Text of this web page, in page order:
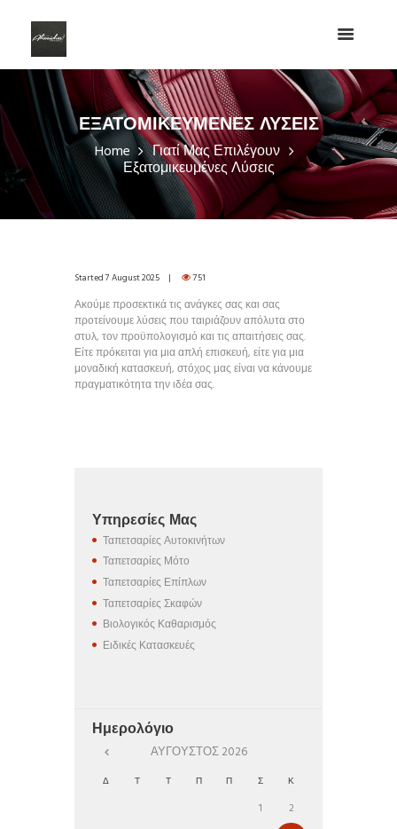
ΕΞΑΤΟΜΙΚΕΥΜΈΝΕΣ ΛΎΣΕΙΣ
Home Γιατί Μας Επιλέγουν
Εξατομικευμένες Λύσεις
Started7 August 2025 751
Ακούμε προσεκτικά τις ανάγκες σας και σας
προτείνουμε λύσεις που ταιριάζουν απόλυτα στο
στυλ, τον προϋπολογισμό και τις απαιτήσεις σας.
Είτε πρόκειται για μια απλή επισκευή, είτε για μια
μοναδική κατασκευή, στόχος μας είναι να κάνουμε
πραγματικότητα την ιδέα σας.
Υπηρεσίες Μας
Ταπετσαρίες Αυτοκινήτων
Ταπετσαρίες Μότο
Ταπετσαρίες Επίπλων
Ταπετσαρίες Σκαφών
Βιολογικός Καθαρισμός
Ειδικές Κατασκευές
Ημερολόγιο
ΑΎΓΟΥΣΤΟΣ2026
Δ Τ Τ Π Π Σ Κ
1
2